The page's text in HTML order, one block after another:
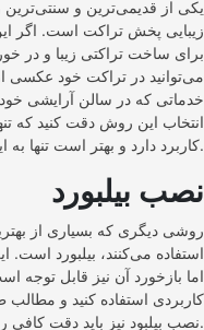
یکی از قدیمی‌ترین و
زیبایی پخش تراکت است. اگر
برای ساخت تراکتی زیبا و در
می‌توانید در تراکت خود عکسی
خدماتی که در سالن آرایشی خود
انتخاب این روش دقت کنید که
کاربرد دارد و بهتر است تنها به این روش اکتفا نکنید.
نصب بیلبورد
روشی دیگری که بسیاری از
استفاده می‌کنند، بیلبورد
اما بازخورد آن نیز قابل
کاربردی استفاده کنید و مطالب
نصب بیلبود نیز باید دقت کافی را به خرج دهید.